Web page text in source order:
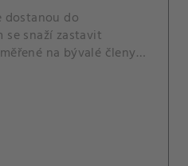
dostanou do
se snaží zastavit
na bývalé členy
člen rodiny.